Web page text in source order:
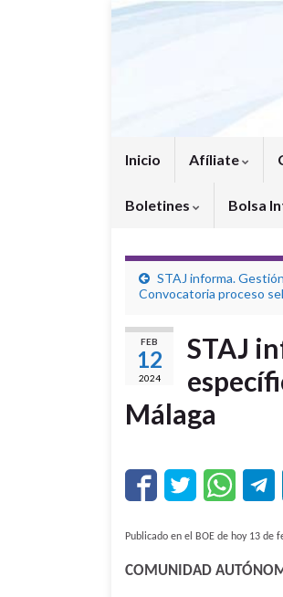
Inicio Afíliate
Boletines Bolsa
STAJ informa.
Convocatoria proceso
FEB
12
2024
STAJ
Málaga
Publicado en el BOE de hoy 13 de
COMUNIDAD